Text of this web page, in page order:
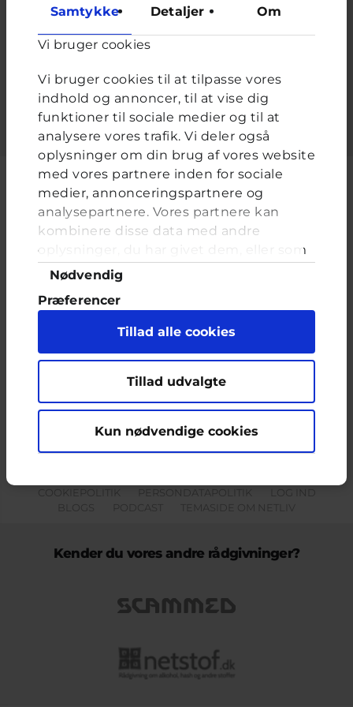
Samtykke Detaljer Om
Vi bruger cookies
Vi bruger cookies til at tilpasse vores
indhold og annoncer, til at vise dig
funktioner til sociale medier og til at
analysere vores trafik. Vi deler også
oplysninger om din brug af vores website
med vores partnere inden for sociale
medier, annonceringspartnere og
analysepartnere. Vores partnere kan
kombinere disse data med andre
oplysninger, du har givet dem, eller som
de har indsamlet fra din brug af deres
tjenester. Du samtykker til vores cookies,
hvis du fortsætter med at anvende vores
hjemmeside.
Samtykkevalg
Nødvendig
Præferencer
Marketing
Tillad alle cookies
Tillad udvalgte
Kun nødvendige cookies
strømper på dem - hvad er det?*
Udfyld feltet.
Cyberhus er et klubhus på nettet for dig op til 25 år. Du kan skrive til
tanker i ung-til-ung eller bare hænge ud, og læse med. I Cyberhus
kan du være dig selv, og har du brug for en voksen, vil vi gerne lytte
Indholdet på dette site er udelukkende Cyberhus' ansvar og afspejler
ikke nødvendigvis den Europæiske Unions holdninger.
COOKIEPOLITIK
PERSONDATAPOLITIK
BLOGS
PODCAST TEMASIDE OM NETLIV
Kender du vores andre rådgivninger?